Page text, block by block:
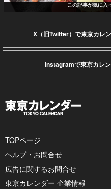
この記事が気に入
X（旧Twitter）で東京カレ
Instagramで東京カレ
TOPページ
ヘルプ・お問合せ
広告に関するお問合せ
東京カレンダー 企業情報